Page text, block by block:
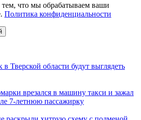
тем, что мы обрабатываем ваши
Политика конфиденциальности
Тверской области будут выглядеть
врезался в машину такси и зажал
7-летнюю пассажирку